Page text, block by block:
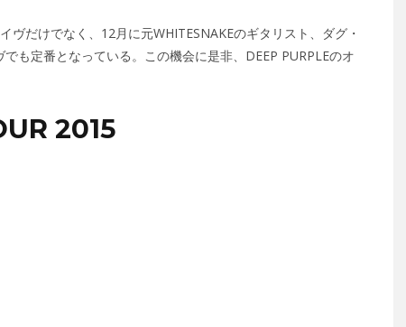
ヴだけでなく、12月に元WHITESNAKEのギタリスト、ダグ・
も定番となっている。この機会に是非、DEEP PURPLEのオ
2015